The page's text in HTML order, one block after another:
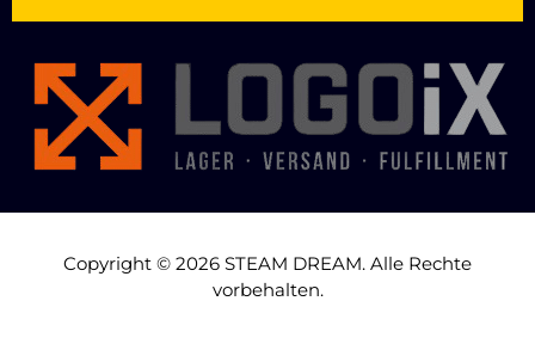
Copyright © 2026 STEAM DREAM. Alle Rechte
vorbehalten.